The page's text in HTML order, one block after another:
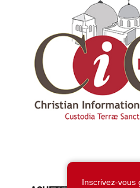
Inscrivez-vous